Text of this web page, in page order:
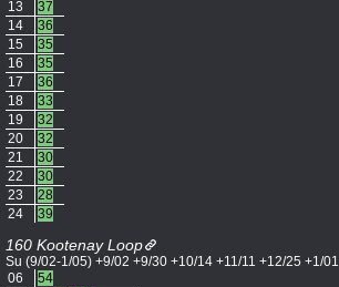
13
37
14
36
15
35
16
35
17
36
18
33
19
32
20
32
21
30
22
30
23
28
24
39
160 Kootenay Loop
Su (9/02-1/05) +9/02 +9/30 +10/14 +11/11 +12/25 +1/01
06
54